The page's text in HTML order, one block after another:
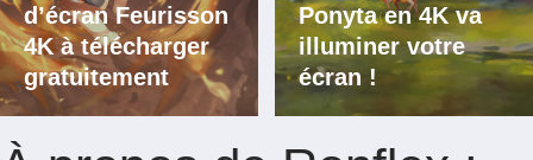
d’écran Feurisson
4K à télécharger
gratuitement
Ponyta en 4K va
illuminer votre
écran !